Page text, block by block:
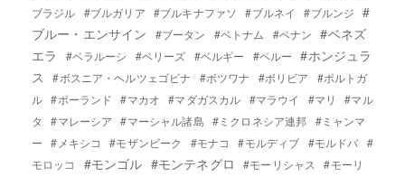
ブラジル #ブルガリア #ブルキナファソ #ブルネイ #ブルンジ
#
ブルー・エンサイン
#ブータン #ベトナム #ベナン
#ベネズ
エラ
#ベラルーシ #ベリーズ #ベルギー #ペルー
#ホンジュラ
ス
#ボスニア・ヘルツェゴビナ #ボツワナ #ボリビア
#ポルトガ
ル #ポーランド #マカオ #マダガスカル #マラウイ #マリ
#マル
タ
#マレーシア #マーシャル諸島 #ミクロネシア連邦 #ミャンマ
ー
#メキシコ #モザンビーク #モナコ #モルディブ #モルドバ #
モロッコ
#モンゴル #モンテネグロ #モーリシャス
#モーリ